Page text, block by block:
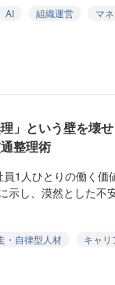
AI 組織運営 マ
」という壁を壊
整理術
1人ひとりの働く価
示し、漠然とした不
・自律型人材 キャリ